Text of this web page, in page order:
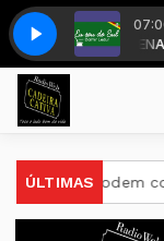
DALMIR RENATO
GAITEIRO AO
ÚLTIMASconsultar o